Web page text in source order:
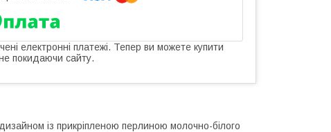
електронні платежі. Тепер ви можете купити
покидаючи сайту.
із прикріпленою перлиною молочно-білого